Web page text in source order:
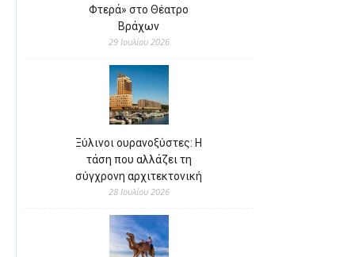
Φτερά» στο Θέατρο
Βράχων
29 Ιουλίου 2026
Ξύλινοι ουρανοξύστες: Η
τάση που αλλάζει τη
σύγχρονη αρχιτεκτονική
28 Ιουλίου 2026